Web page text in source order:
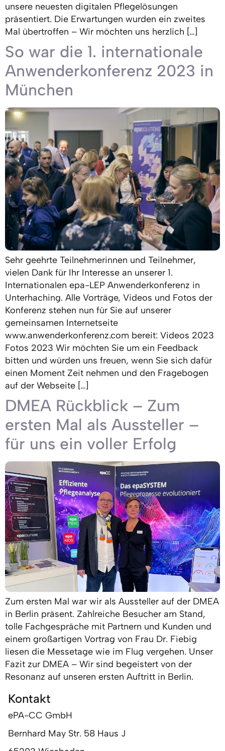
unsere neuesten digitalen Pflegelösungen
präsentiert. Die Erwartungen wurden ein zweites
Mal übertroffen – Wir möchten uns herzlich […]
So war die 1. internationale
Anwenderkonferenz 2023 in
München
Sehr geehrte Teilnehmerinnen und Teilnehmer,
vielen Dank für Ihr Interesse an unserer 1.
Internationalen epa-LEP Anwenderkonferenz in
Unterhaching. Alle Vorträge, Videos und Fotos der
Konferenz stehen nun für Sie auf unserer
gemeinsamen Internetseite
www.anwenderkonferenz.com bereit: Videos 2023
Fotos 2023 Wir möchten Sie um ein Feedback
bitten und würden uns freuen, wenn Sie sich dafür
einen Moment Zeit nehmen und den Fragebogen
auf der Webseite […]
DMEA Rückblick – Zum
ersten Mal als Aussteller –
für uns ein voller Erfolg
Zum ersten Mal war wir als Aussteller auf der DMEA
in Berlin präsent. Zahlreiche Besucher am Stand,
tolle Fachgespräche mit Partnern und Kunden und
einem großartigen Vortrag von Frau Dr. Fiebig
liesen die Messetage wie im Flug vergehen. Unser
Fazit zur DMEA – Wir sind begeistert von der
Resonanz auf unseren ersten Auftritt in Berlin.
Kontakt
ePA-CC GmbH
Bernhard May Str. 58 Haus J